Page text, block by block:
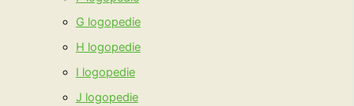
G logopedie
H logopedie
I logopedie
J logopedie